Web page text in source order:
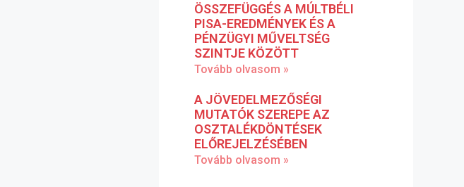
ÖSSZEFÜGGÉS A MÚLTBÉLI
PISA-EREDMÉNYEK ÉS A
PÉNZÜGYI MŰVELTSÉG
SZINTJE KÖZÖTT
Tovább olvasom »
A JÖVEDELMEZŐSÉGI
MUTATÓK SZEREPE AZ
OSZTALÉKDÖNTÉSEK
ELŐREJELZÉSÉBEN
Tovább olvasom »